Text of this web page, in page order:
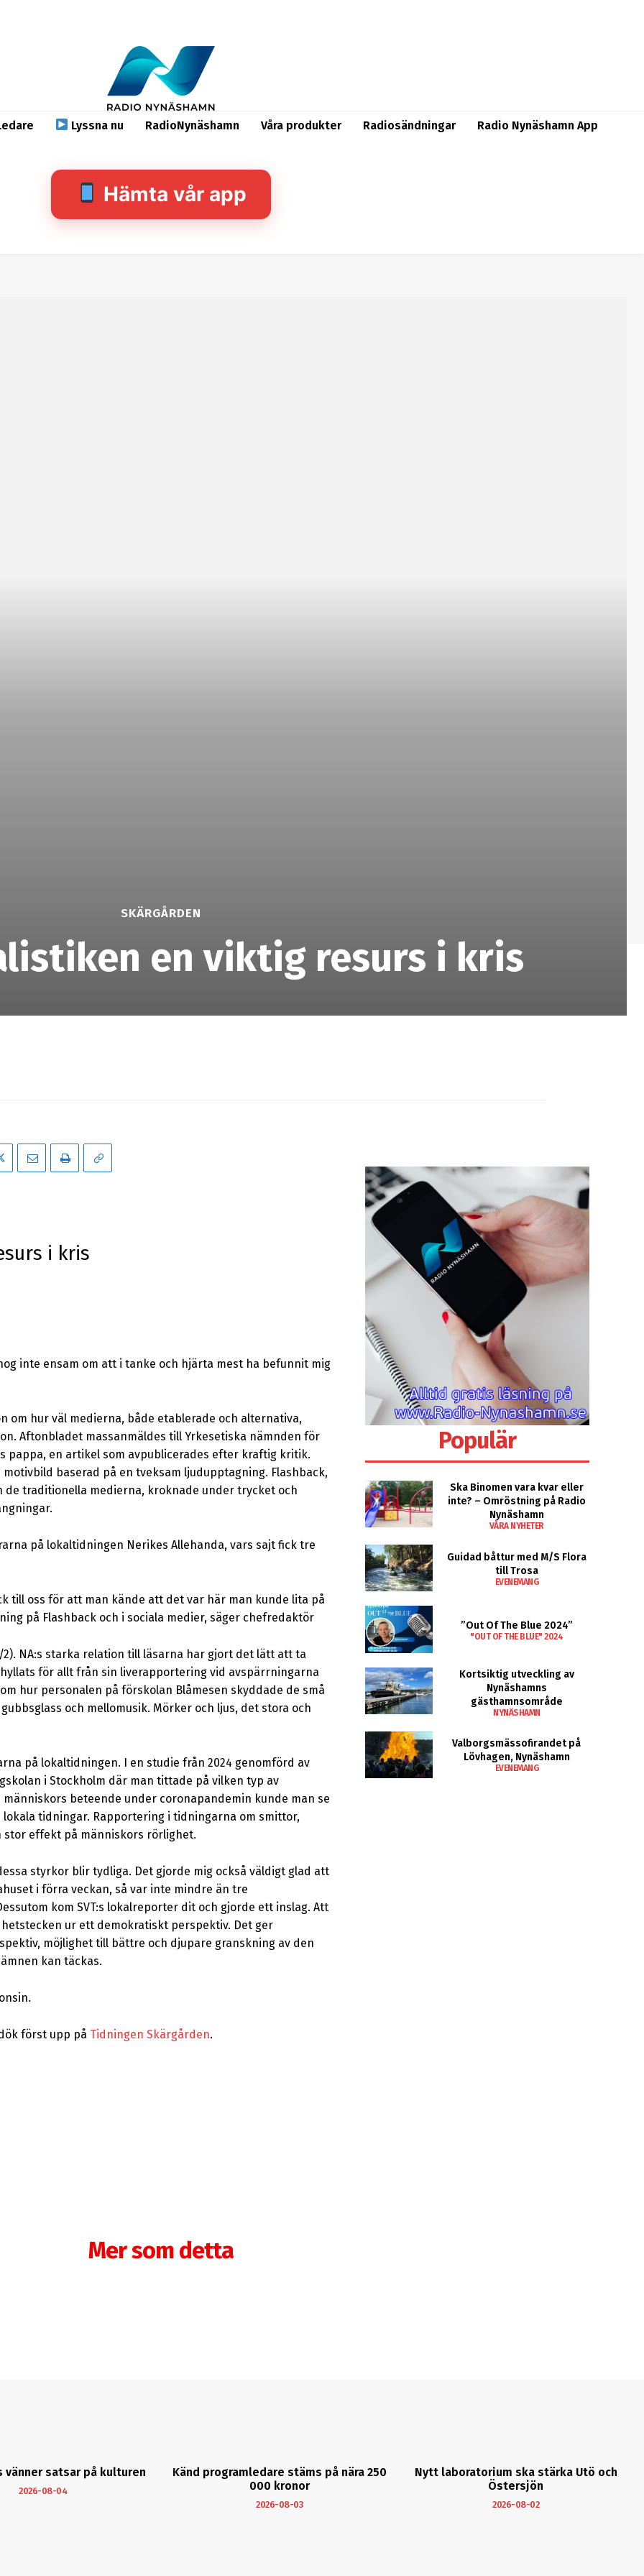
Lyssna nu RadioNynäshamn Våra produkter Radiosändningar Radio Nynäshamn App
Hämta vår app
SKÄRGÅRDEN
en viktig resurs i kris
i kris
inte ensam om att i tanke och hjärta mest ha befunnit mig
om hur väl medierna, både etablerade och alternativa,
Aftonbladet massanmäldes till Yrkesetiska nämnden för
pappa, en artikel som avpublicerades efter kraftig kritik.
baserad på en tveksam ljudupptagning. Flashback,
traditionella medierna, kroknade under trycket och
på lokaltidningen Nerikes Allehanda, vars sajt fick tre
till oss för att man kände att det var här man kunde lita på
på Flashback och i sociala medier, säger chefredaktör
NA:s starka relation till läsarna har gjort det lätt att ta
för allt från sin liverapportering vid avspärrningarna
hur personalen på förskolan Blåmesen skyddade de små
och mellomusik. Mörker och ljus, det stora och
på lokaltidningen. I en studie från 2024 genomförd av
i Stockholm där man tittade på vilken typ av
beteende under coronapandemin kunde man se
tidningar. Rapportering i tidningarna om smittor,
stor effekt på människors rörlighet.
styrkor blir tydliga. Det gjorde mig också väldigt glad att
i förra veckan, så var inte mindre än tre
kom SVT:s lokalreporter dit och gjorde ett inslag. Att
ur ett demokratiskt perspektiv. Det ger
möjlighet till bättre och djupare granskning av den
kan täckas.
först upp på Tidningen Skärgården.
Populär
Ska Binomen vara kvar eller
inte? – Omröstning på Radio
Nynäshamn
VÅRA NYHETER
Guidad båttur med M/S Flora
till Trosa
EVENEMANG
”Out Of The Blue 2024”
"OUT OF THE BLUE" 2024
Kortsiktig utveckling av
Nynäshamns
gästhamnsområde
NYNÄSHAMN
Valborgsmässofirandet på
Lövhagen, Nynäshamn
EVENEMANG
Mer som detta
vänner satsar på kulturen
2026-08-04
Känd programledare stäms på nära 250
000 kronor
2026-08-03
Nytt laboratorium ska stärka Utö och
Östersjön
2026-08-02